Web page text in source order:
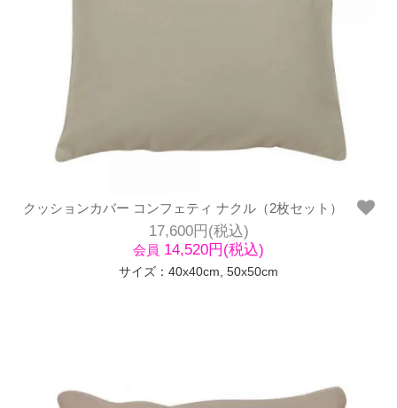
クッションカバー コンフェティ ナクル（2枚セット）
17,600円(税込)
会員 14,520円(税込)
サイズ：40x40cm, 50x50cm